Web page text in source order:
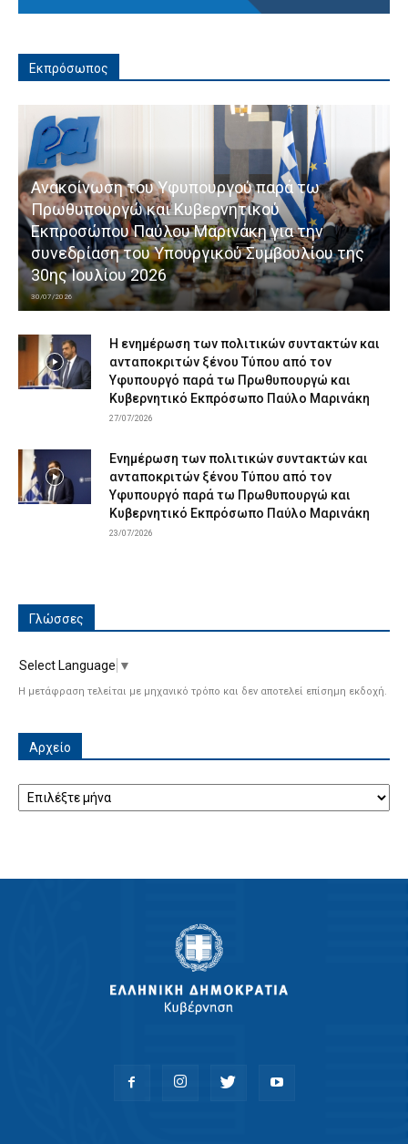
Εκπρόσωπος
Ανακοίνωση του Υφυπουργού παρά τω
Πρωθυπουργώ και Κυβερνητικού
Εκπροσώπου Παύλου Μαρινάκη για την
συνεδρίαση του Υπουργικού Συμβουλίου της
30ης Ιουλίου 2026
30/07/2026
Η ενημέρωση των πολιτικών συντακτών και
ανταποκριτών ξένου Τύπου από τον
Υφυπουργό παρά τω Πρωθυπουργώ και
Κυβερνητικό Εκπρόσωπο Παύλο Μαρινάκη
27/07/2026
Ενημέρωση των πολιτικών συντακτών και
ανταποκριτών ξένου Τύπου από τον
Υφυπουργό παρά τω Πρωθυπουργώ και
Κυβερνητικό Εκπρόσωπο Παύλο Μαρινάκη
23/07/2026
Γλώσσες
Select Language ▼
Η μετάφραση τελείται με μηχανικό τρόπο και δεν αποτελεί επίσημη εκδοχή.
Αρχείο